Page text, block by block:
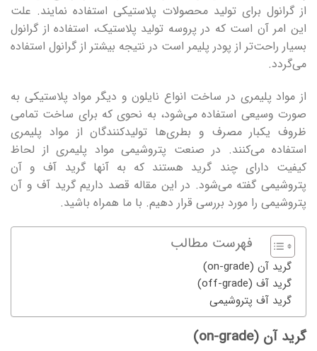
از گرانول برای تولید محصولات پلاستیکی استفاده نمایند. علت
این امر آن است که در پروسه تولید پلاستیک، استفاده از گرانول
بسیار راحت‌تر از پودر پلیمر است در نتیجه بیشتر از گرانول استفاده
می‌گردد.
از مواد پلیمری در ساخت انواع نایلون و دیگر مواد پلاستیکی به
صورت وسیعی استفاده می‌شود، به نحوی که برای ساخت تمامی
ظروف یکبار مصرف و بطری‌ها تولیدکنندگان از مواد پلیمری
استفاده می‌کنند. در صنعت پتروشیمی مواد پلیمری از لحاظ
کیفیت دارای چند گرید هستند که به آنها گرید آف و آن
پتروشیمی گفته می‌شود. در این مقاله قصد داریم گرید آف و آن
پتروشیمی را مورد بررسی قرار دهیم. با ما همراه باشید.
فهرست مطالب
گرید آن (on-grade)
گرید آف (off-grade)
گرید آف پتروشیمی
گرید آن (on-grade)